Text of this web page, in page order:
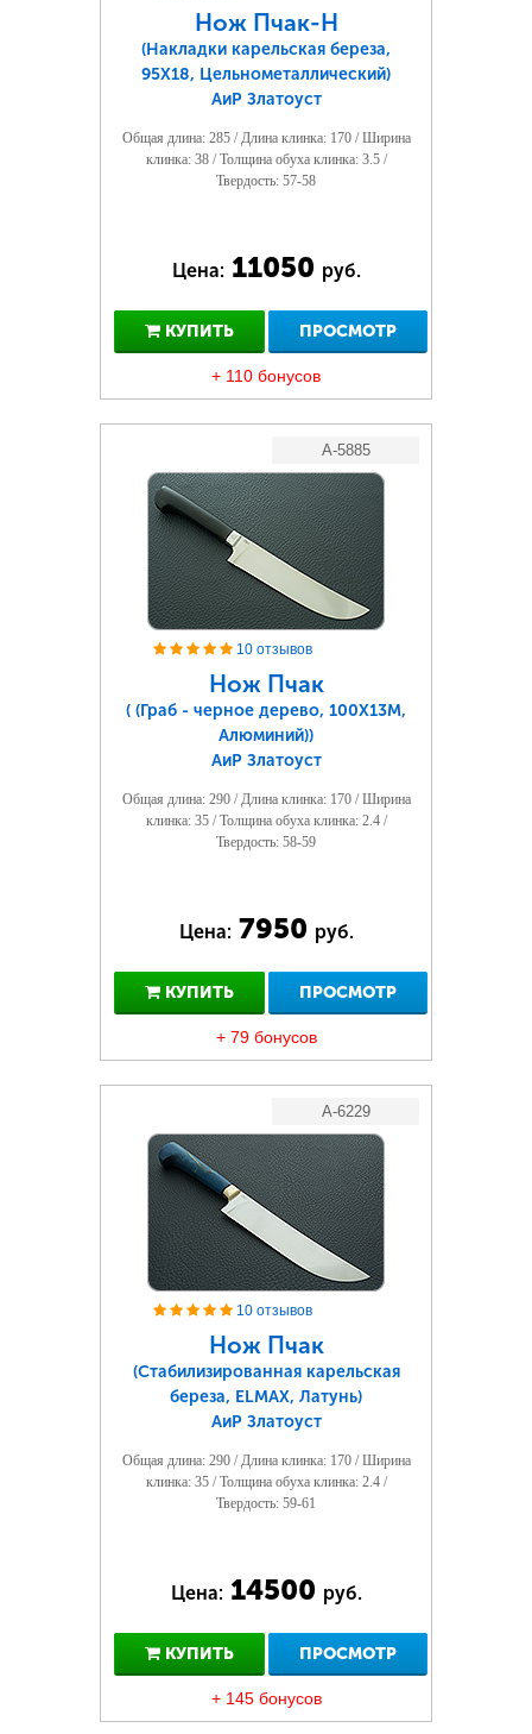
Нож Пчак-Н
(Накладки карельская береза,
95Х18, Цельнометаллический)
АиР Златоуст
Общая длина: 285 / Длина клинка: 170 / Ширина
клинка: 38 / Толщина обуха клинка: 3.5 /
Твердость: 57-58
Цена: 11050 руб.
КУПИТЬ ПРОСМОТР
+ 110 бонусов
A-5885
10 отзывов
Нож Пчак
( (Граб - черное дерево, 100Х13М,
Алюминий))
АиР Златоуст
Общая длина: 290 / Длина клинка: 170 / Ширина
клинка: 35 / Толщина обуха клинка: 2.4 /
Твердость: 58-59
Цена: 7950 руб.
КУПИТЬ ПРОСМОТР
+ 79 бонусов
A-6229
10 отзывов
Нож Пчак
(Стабилизированная карельская
береза, ELMAX, Латунь)
АиР Златоуст
Общая длина: 290 / Длина клинка: 170 / Ширина
клинка: 35 / Толщина обуха клинка: 2.4 /
Твердость: 59-61
Цена: 14500 руб.
КУПИТЬ ПРОСМОТР
+ 145 бонусов